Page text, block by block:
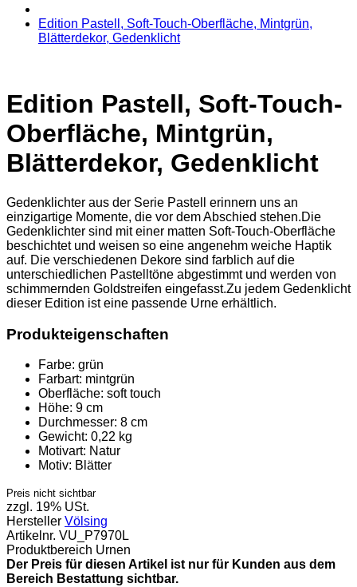
Edition Pastell, Soft-Touch-Oberfläche, Mintgrün,
Blätterdekor, Gedenklicht
Edition Pastell, Soft-Touch-
Oberfläche, Mintgrün,
Blätterdekor, Gedenklicht
Gedenklichter aus der Serie Pastell erinnern uns an
einzigartige Momente, die vor dem Abschied stehen.Die
Gedenklichter sind mit einer matten Soft-Touch-Oberfläche
beschichtet und weisen so eine angenehm weiche Haptik
auf. Die verschiedenen Dekore sind farblich auf die
unterschiedlichen Pastelltöne abgestimmt und werden von
schimmernden Goldstreifen eingefasst.Zu jedem Gedenklicht
dieser Edition ist eine passende Urne erhältlich.
Produkteigenschaften
Farbe: grün
Farbart: mintgrün
Oberfläche: soft touch
Höhe: 9 cm
Durchmesser: 8 cm
Gewicht: 0,22 kg
Motivart: Natur
Motiv: Blätter
Preis nicht sichtbar
zzgl. 19% USt.
Hersteller Völsing
Artikelnr. VU_P7970L
Produktbereich Urnen
Der Preis für diesen Artikel ist nur für Kunden aus dem
Bereich Bestattung sichtbar.